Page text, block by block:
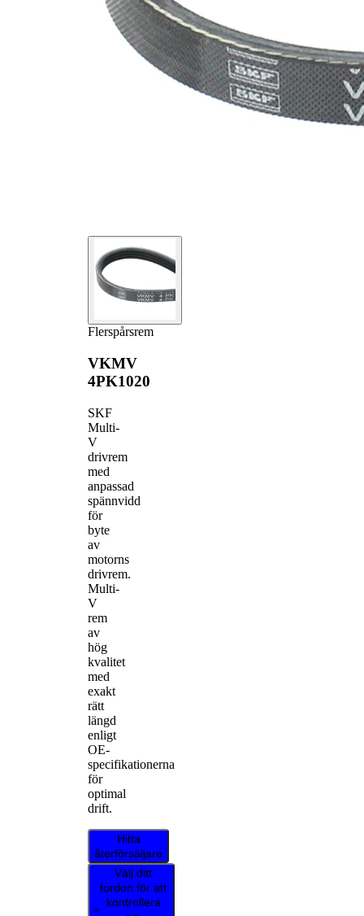
Flerspårsrem
VKMV
4PK1020
SKF
Multi-
V
drivrem
med
anpassad
spännvidd
för
byte
av
motorns
drivrem.
Multi-
V
rem
av
hög
kvalitet
med
exakt
rätt
längd
enligt
OE-
specifikationerna
för
optimal
drift.
Hitta
återförsäljare
Välj ditt
fordon för att
kontrollera